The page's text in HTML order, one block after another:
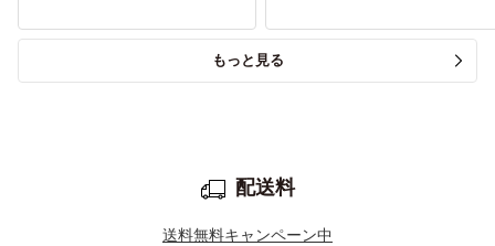
もっと見る
配送料
送料無料キャンペーン中